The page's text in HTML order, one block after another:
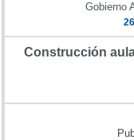
Gobierno
Construcción